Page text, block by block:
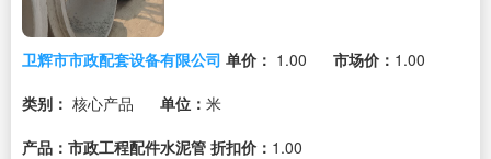
卫辉市市政配套设备有限公司 单价： 1.00 市场价： 1.00
类别： 核心产品 单位： 米
产品：市政工程配件水泥管 折扣价： 1.00